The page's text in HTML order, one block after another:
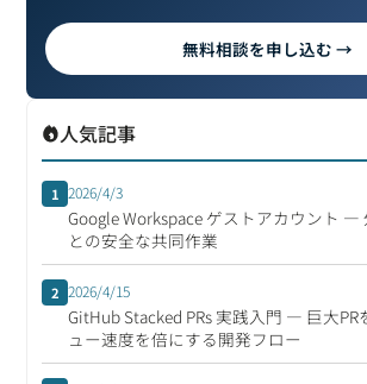
無料相談を申し込む →
人気記事
1 2026/4/3
Google Workspace ゲストアカウント ―
との安全な共同作業
2 2026/4/15
GitHub Stacked PRs 実践入門 ― 巨大PR
ュー速度を倍にする開発フロー